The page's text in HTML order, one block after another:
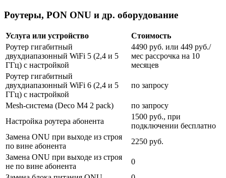
Роутеры, PON ONU и др. оборудование
Услуга или устройство
Стоимость
Роутер гигабитный
двухдиапазонный WiFi 5 (2,4 и 5
ГГц) с настройкой
4490 руб. или 449 руб./
мес рассрочка на 10
месяцев
Роутер гигабитный
двухдиапазонный WiFi 6 (2,4 и 5
ГГц) с настройкой
по запросу
Mesh-система (Deco M4 2 pack)
по запросу
Настройка роутера абонента
1500 руб., при
подключении бесплатно
Замена ONU при выходе из строя
по вине абонента
2250 руб.
Замена ONU при выходе из строя
не по вине абонента
0